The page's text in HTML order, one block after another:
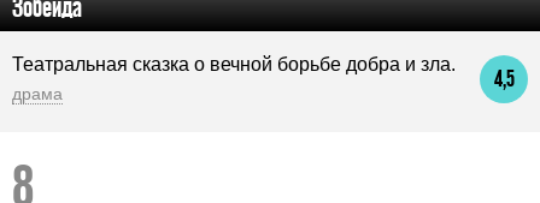
Зобеида
4,5
Театральная сказка о вечной борьбе добра и зла.
драма